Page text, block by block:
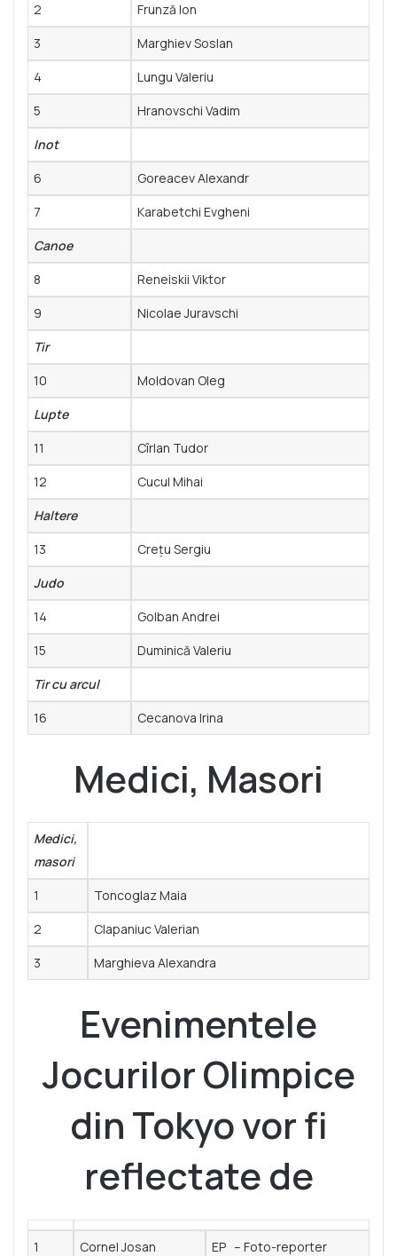
2
Frunză Ion
3
Marghiev Soslan
4
Lungu Valeriu
5
Hranovschi Vadim
Inot
6
Goreacev Alexandr
7
Karabetchi Evgheni
Canoe
8
Reneiskii Viktor
9
Nicolae Juravschi
Tir
10
Moldovan Oleg
Lupte
11
Cîrlan Tudor
12
Cucul Mihai
Haltere
13
Crețu Sergiu
Judo
14
Golban Andrei
15
Duminică Valeriu
Tir cu arcul
16
Cecanova Irina
Medici, Masori
Medici,
masori
1
Toncoglaz Maia
2
Clapaniuc Valerian
3
Marghieva Alexandra
Evenimentele
Jocurilor Olimpice
din Tokyo vor fi
reflectate de
1 Cornel Josan
EP – Foto-reporter